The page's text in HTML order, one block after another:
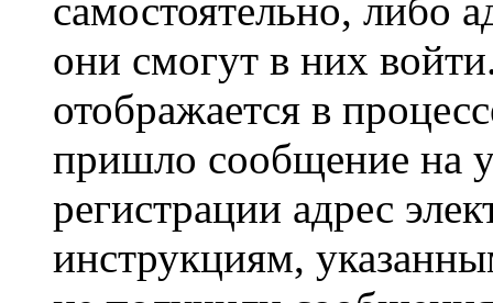
самостоятельно, либо
они смогут в них
отображается в
пришло сообщение на
регистрации адрес
инструкциям,